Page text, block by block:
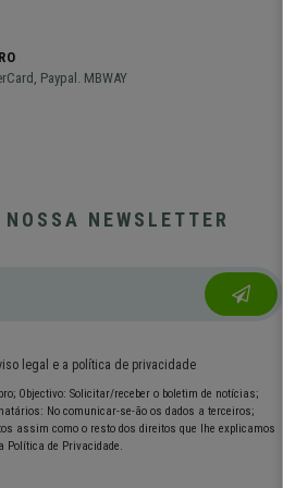
Paypal. MBWAY
NEWSLETTER
legal e a política de privacidade
Objectivo: Solicitar/receber o boletim de notícias;
No comunicar-se-ão os dados a terceiros;
assim como o resto dos direitos que lhe explicamos
Política de Privacidade.